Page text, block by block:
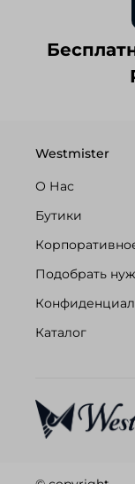
Westmister
О Нас
Бутики
Подобрать
Каталог